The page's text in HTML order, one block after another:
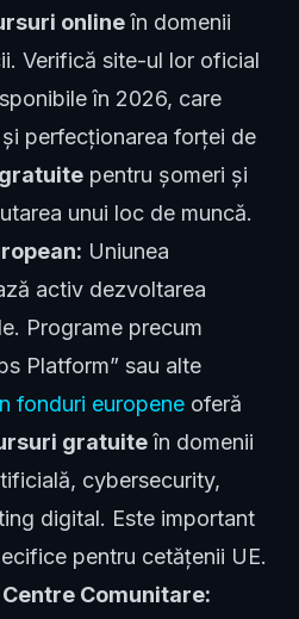
onlineîn domenii
Verifică site-ul lor oficial
în 2026, care
perfecționarea forței de
gratuite pentru șomeri și
unui loc de muncă.
Uniunea
activ dezvoltarea
Programe precum
Platform” sau alte
fonduri europene oferă
gratuiteîn domenii
cybersecurity,
digital. Este important
pentru cetățenii UE.
Comunitare: